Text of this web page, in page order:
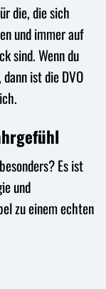
die, die sich
und immer auf
sind. Wenn du
ist die DVO
Es ist
und
zu einem echten